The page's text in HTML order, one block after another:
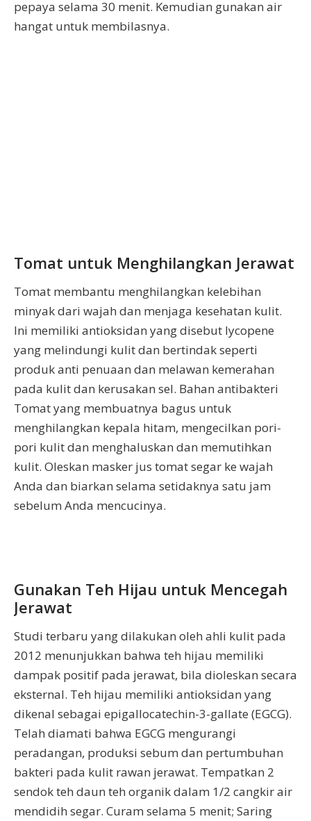
pepaya selama 30 menit. Kemudian gunakan air
hangat untuk membilasnya.
Tomat untuk Menghilangkan Jerawat
Tomat membantu menghilangkan kelebihan
minyak dari wajah dan menjaga kesehatan kulit.
Ini memiliki antioksidan yang disebut lycopene
yang melindungi kulit dan bertindak seperti
produk anti penuaan dan melawan kemerahan
pada kulit dan kerusakan sel. Bahan antibakteri
Tomat yang membuatnya bagus untuk
menghilangkan kepala hitam, mengecilkan pori-
pori kulit dan menghaluskan dan memutihkan
kulit. Oleskan masker jus tomat segar ke wajah
Anda dan biarkan selama setidaknya satu jam
sebelum Anda mencucinya.
Gunakan Teh Hijau untuk Mencegah
Jerawat
Studi terbaru yang dilakukan oleh ahli kulit pada
2012 menunjukkan bahwa teh hijau memiliki
dampak positif pada jerawat, bila dioleskan secara
eksternal. Teh hijau memiliki antioksidan yang
dikenal sebagai epigallocatechin-3-gallate (EGCG).
Telah diamati bahwa EGCG mengurangi
peradangan, produksi sebum dan pertumbuhan
bakteri pada kulit rawan jerawat. Tempatkan 2
sendok teh daun teh organik dalam 1/2 cangkir air
mendidih segar. Curam selama 5 menit; Saring